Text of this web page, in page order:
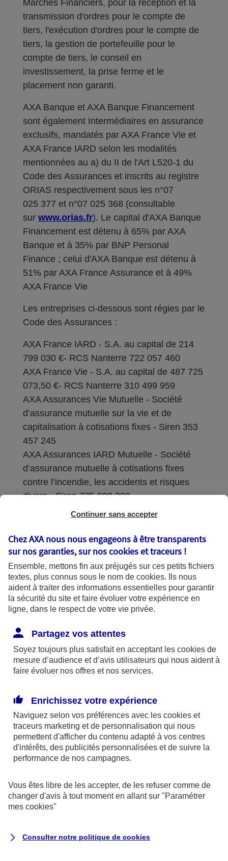
Marchés Financiers, pour la réception et la
transmission d'ordres pour le compte de
tiers, l'exécution d'ordres pour le compte de
tiers, la gestion de portefeuille pour le
compte de tiers, le conseil en
investissement, la prise ferme et le
placement non garanti.
AXA Banque et AXA Banque Financement
sont également Intermédiaires en assurance
exclusifs, mandatés par AXA France Vie et
AXA France IARD selon les modalités
mentionnées au a) du II de l'Art L520-1 du
Code des Assurances et inscrits au registre
ORIAS respectivement sous les n°07
025 377 et n°07 025 368 (consultable
sur www.orias.fr). Le capital d'AXA Banque
Financement est détenu à 65% par AXA
Banque et à 35% par BNP Personal
Finance ; celui d'AXA Banque est détenu à
51% par AXA France Assurance et à 49%
AXA France Vie
Les entreprises ci-dessous sont régies par le
Code des Assurances :
AXA France IARD - S.A. au capital de 214
799 030 €- RCS Nanterre 722 057 460
AXA France Vie - S.A. au capital de 487 725
073,50 €- RCS Nanterre 310 499 959
AXA Assurances Vie Mutuelle - Société
d’assurance mutuelle sur la vie et de
capitalisation à cotisations fixes - Siren 353
457 245
AXA Assurances IARD Mutuelle - Société
d’assurance mutuelle à cotisations fixes
contre l’incendie, les accidents et risques
divers - Siren 775 699 309
Sièges sociaux : 313 Terrasses de l’Arche –
Coordonnées de l'Autorité de contrôle
prudentiel et de résolution (ACPR) : - 4
Place de Budapest - CS 92459 - 75436
Paris Cedex 09. Le détail des procédures de
recours et de réclamation et les
disponibles sur le site axa.fr.
AXA France IARD et AXA France Vie sont
mandataires exclusifs en opérations de
246 et n°13 005 764 (consultable
surwww.orias.fr)
AXA Assistance France Assurances,
S.A au capital de 51 429 430,40 €,
Siège social :
8-10, rue Paul Vaillant Couturier
Continuer sans accepter
Chez AXA nous nous engageons à être transparents
sur nos garanties, sur noscookies et traceurs !
Ensemble, mettons fin aux préjugés sur ces petits fichiers
textes, plus connus sous le nom de cookies. Ils nous
aident à traiter des informations essentielles pour garantir
la sécurité du site et faire évoluer votre expérience en
ligne, dans le respect de votre vie privée.
Partagez vos attentes
Soyez toujours plus satisfait en acceptant les cookies de
mesure d’audience et d’avis utilisateurs qui nous aident à
faire évoluer nos offres et nos services.
Enrichissez votre expérience
Naviguez selon vos préférences avec les cookies et
traceurs marketing et de personnalisation qui nous
permettent d'afficher du contenu adapté à vos centres
d'intérêts, des publicités personnalisées et de suivre la
performance de nos campagnes.
Vous êtes libre de les accepter, de les refuser comme de
changer d'avis à tout moment en allant sur "Paramétrer
mes cookies"
Consulter notre politique de cookies